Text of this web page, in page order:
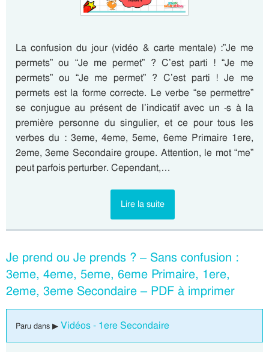
La confusion du jour (vidéo & carte mentale) :”Je me
permets” ou “Je me permet” ? C’est parti ! “Je me
permets” ou “Je me permet” ? C’est parti ! Je me
permets est la forme correcte. Le verbe “se permettre”
se conjugue au présent de l’indicatif avec un -s à la
première personne du singulier, et ce pour tous les
verbes du : 3eme, 4eme, 5eme, 6eme Primaire 1ere,
2eme, 3eme Secondaire groupe. Attention, le mot “me”
peut parfois perturber. Cependant,…
Lire la suite
Je prend ou Je prends ? – Sans confusion :
3eme, 4eme, 5eme, 6eme Primaire, 1ere,
2eme, 3eme Secondaire – PDF à imprimer
Paru dans ▶ Vidéos - 1ere Secondaire